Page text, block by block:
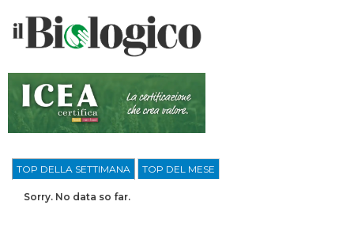
TOP DELLA SETTIMANA TOP DEL MESE
Sorry. No data so far.